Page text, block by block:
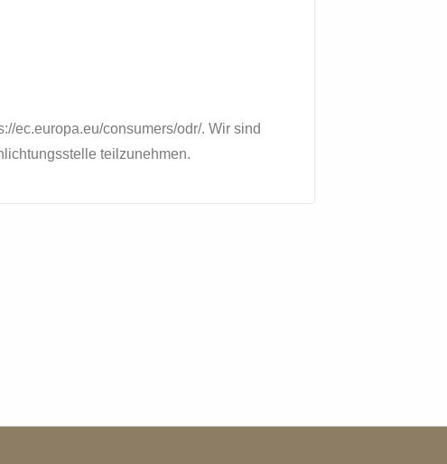
ec.europa.eu/consumers/odr/. Wir sind
teilzunehmen.